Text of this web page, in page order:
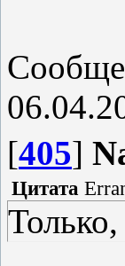
[405]
Цитата